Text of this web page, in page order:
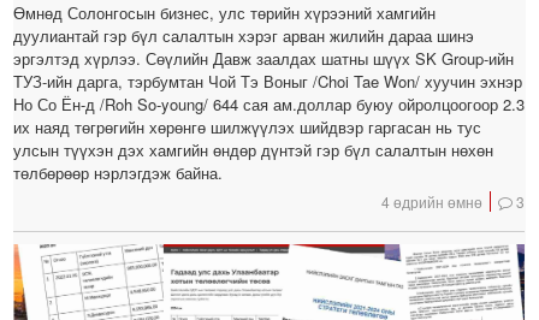
Өмнөд Солонгосын бизнес, улс төрийн хүрээний хамгийн
дуулиантай гэр бүл салалтын хэрэг арван жилийн дараа шинэ
эргэлтэд хүрлээ. Сөүлийн Давж заалдах шатны шүүх SK Group-ийн
ТУЗ-ийн дарга, тэрбумтан Чой Тэ Воныг /Choi Tae Won/ хуучин эхнэр
Но Со Ён-д /Roh So-young/ 644 сая ам.доллар буюу ойролцоогоор 2.3
их наяд төгрөгийн хөрөнгө шилжүүлэх шийдвэр гаргасан нь тус
улсын түүхэн дэх хамгийн өндөр дүнтэй гэр бүл салалтын нөхөн
төлбөрөөр нэрлэгдэж байна.
4 өдрийн өмнө 3